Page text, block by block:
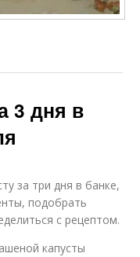
3 дня в
за три дня в банке,
подобрать
с рецептом.
капусты